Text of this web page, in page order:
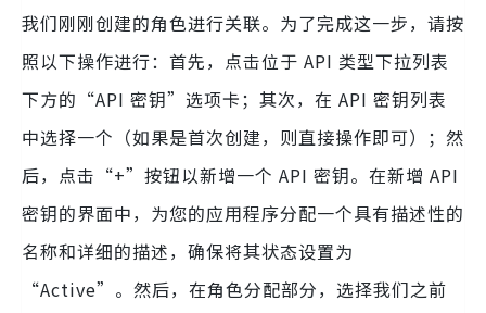
我们刚刚创建的角色进行关联。为了完成这一步，请按
照以下操作进行：首先，点击位于 API 类型下拉列表
下方的“API 密钥”选项卡；其次，在 API 密钥列表
中选择一个（如果是首次创建，则直接操作即可）；然
后，点击“+”按钮以新增一个 API 密钥。在新增 API
密钥的界面中，为您的应用程序分配一个具有描述性的
名称和详细的描述，确保将其状态设置为
“Active”。然后，在角色分配部分，选择我们之前